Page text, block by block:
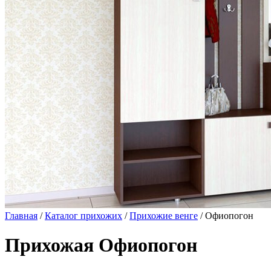
Главная /Каталог прихожих /Прихожие венге / Офиопогон
Прихожая Офиопогон